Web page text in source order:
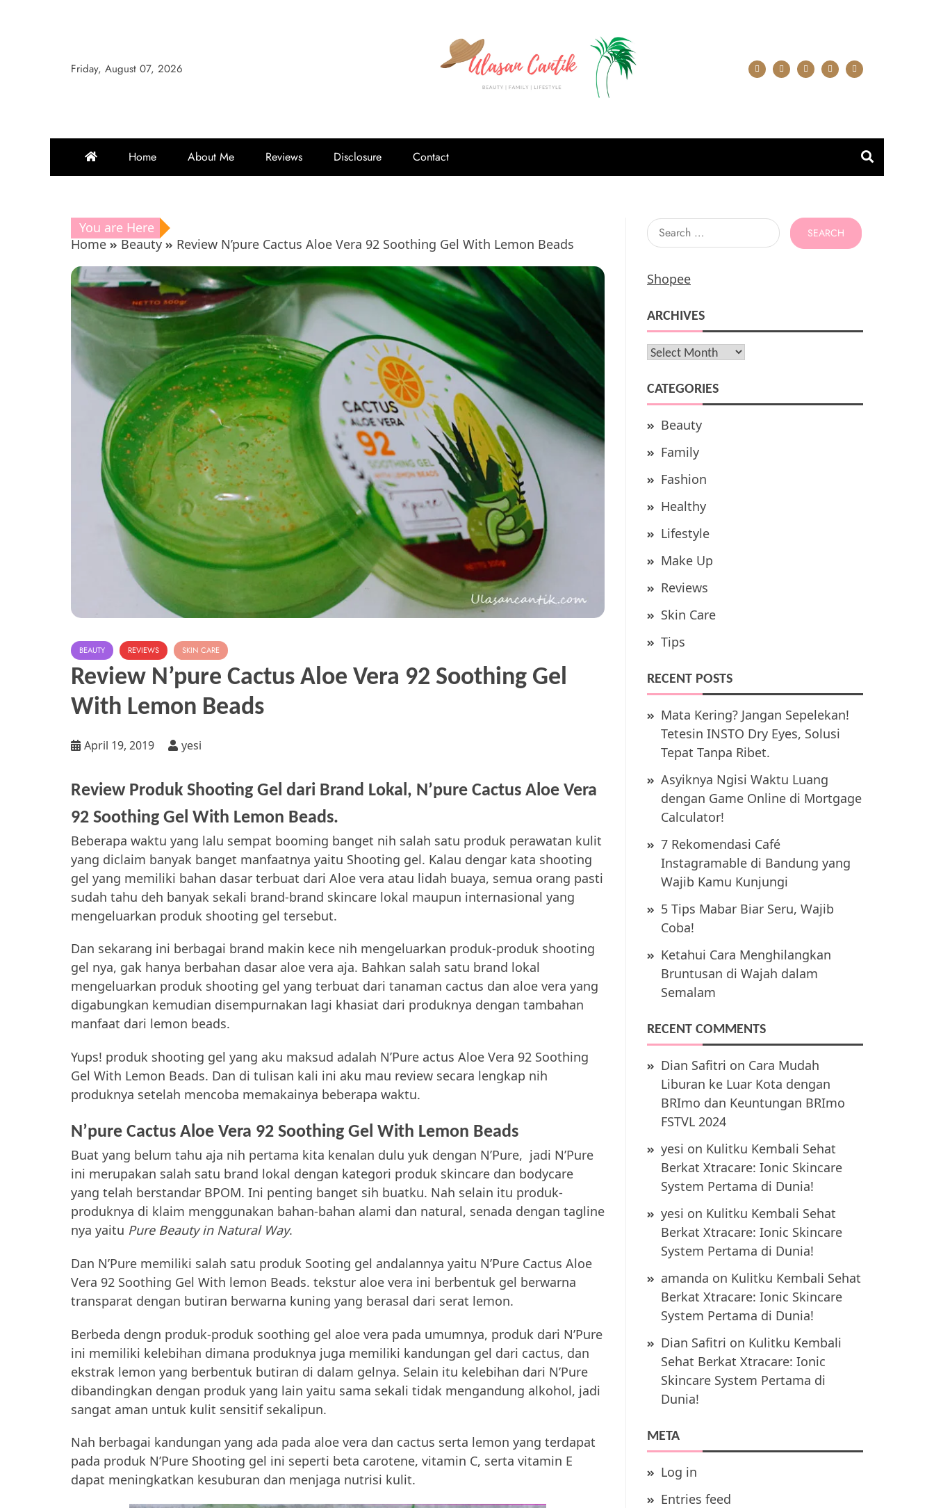
Friday, August 07, 2026
Home About Me Reviews Disclosure Contact
You are Here
Home
Beauty Review N’pure Cactus Aloe Vera 92 Soothing Gel With Lemon Beads
BEAUTY REVIEWS SKIN CARE
Review N’pure Cactus Aloe Vera 92 Soothing Gel
With Lemon Beads
April 19, 2019 yesi
Review Produk Shooting Gel dari Brand Lokal, N’pure Cactus Aloe Vera
92 Soothing Gel With Lemon Beads.
Beberapa waktu yang lalu sempat booming banget nih salah satu produk perawatan kulit
yang diclaim banyak banget manfaatnya yaitu Shooting gel. Kalau dengar kata shooting
gel yang memiliki bahan dasar terbuat dari Aloe vera atau lidah buaya, semua orang pasti
sudah tahu deh banyak sekali brand-brand skincare lokal maupun internasional yang
mengeluarkan produk shooting gel tersebut.
Dan sekarang ini berbagai brand makin kece nih mengeluarkan produk-produk shooting
gel nya, gak hanya berbahan dasar aloe vera aja. Bahkan salah satu brand lokal
mengeluarkan produk shooting gel yang terbuat dari tanaman cactus dan aloe vera yang
digabungkan kemudian disempurnakan lagi khasiat dari produknya dengan tambahan
manfaat dari lemon beads.
Yups! produk shooting gel yang aku maksud adalah N’Pure actus Aloe Vera 92 Soothing
Gel With Lemon Beads. Dan di tulisan kali ini aku mau review secara lengkap nih
produknya setelah mencoba memakainya beberapa waktu.
N’pure Cactus Aloe Vera 92 Soothing Gel With Lemon Beads
Buat yang belum tahu aja nih pertama kita kenalan dulu yuk dengan N’Pure, jadi N’Pure
ini merupakan salah satu brand lokal dengan kategori produk skincare dan bodycare
yang telah berstandar BPOM. Ini penting banget sih buatku. Nah selain itu produk-
produknya di klaim menggunakan bahan-bahan alami dan natural, senada dengan tagline
nya yaitu Pure Beauty in Natural Way.
Dan N’Pure memiliki salah satu produk Sooting gel andalannya yaitu N’Pure Cactus Aloe
Vera 92 Soothing Gel With lemon Beads. tekstur aloe vera ini berbentuk gel berwarna
transparat dengan butiran berwarna kuning yang berasal dari serat lemon.
Berbeda dengn produk-produk soothing gel aloe vera pada umumnya, produk dari N’Pure
ini memiliki kelebihan dimana produknya juga memiliki kandungan gel dari cactus, dan
ekstrak lemon yang berbentuk butiran di dalam gelnya. Selain itu kelebihan dari N’Pure
dibandingkan dengan produk yang lain yaitu sama sekali tidak mengandung alkohol, jadi
sangat aman untuk kulit sensitif sekalipun.
Nah berbagai kandungan yang ada pada aloe vera dan cactus serta lemon yang terdapat
pada produk N’Pure Shooting gel ini seperti beta carotene, vitamin C, serta vitamin E
dapat meningkatkan kesuburan dan menjaga nutrisi kulit.
Search
for:
Shopee
ARCHIVES
Archives
CATEGORIES
Beauty
Family
Fashion
Healthy
Lifestyle
Make Up
Reviews
Skin Care
Tips
RECENT POSTS
Mata Kering? Jangan Sepelekan!
Tetesin INSTO Dry Eyes, Solusi
Tepat Tanpa Ribet.
Asyiknya Ngisi Waktu Luang
dengan Game Online di Mortgage
Calculator!
7 Rekomendasi Café
Instagramable di Bandung yang
Wajib Kamu Kunjungi
5 Tips Mabar Biar Seru, Wajib
Coba!
Ketahui Cara Menghilangkan
Bruntusan di Wajah dalam
Semalam
RECENT COMMENTS
Dian Safitri on Cara Mudah
Liburan ke Luar Kota dengan
BRImo dan Keuntungan BRImo
FSTVL 2024
yesi on Kulitku Kembali Sehat
Berkat Xtracare: Ionic Skincare
System Pertama di Dunia!
yesi on Kulitku Kembali Sehat
Berkat Xtracare: Ionic Skincare
System Pertama di Dunia!
amanda on Kulitku Kembali Sehat
Berkat Xtracare: Ionic Skincare
System Pertama di Dunia!
Dian Safitri on Kulitku Kembali
Sehat Berkat Xtracare: Ionic
Skincare System Pertama di
Dunia!
META
Log in
Entries feed